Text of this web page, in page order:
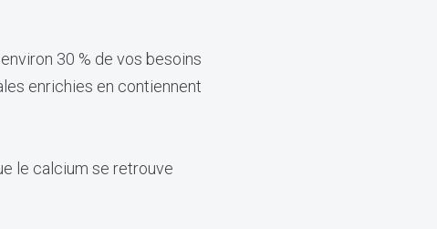
30 % de vos besoins
enrichies en contiennent
le calcium se retrouve